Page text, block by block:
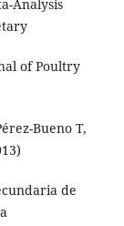
Analysis
of Poultry
Bueno T,
de